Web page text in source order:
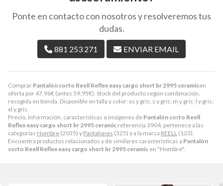
Comprar Pantalón corto Reell Reflex easy cargo short br 2995 ceramicen
oferta por47,96€ (antes 59,95€). Stock del producto según combinación,
recogida en tienda. Disponible en talla y color: xs y gris; s y gris; m y gris; l y gris;
xl y gris.
Precio, información, características e imágenes de Pantalón corto Reell
Reflex easy cargo short br 2995 ceramic referencia 3904, pertenece a las
categorías Hombre (2035) y Pantalones (325) y a la marca REELL (123).
Encuentra productos relacionados y de similares características a Pantalón
corto Reell Reflex easy cargo short br 2995 ceramic en "Hombre".
Ponte en contacto con nosotros y resolveremos tus
dudas.
881 253 271 ENVIAR EMAIL